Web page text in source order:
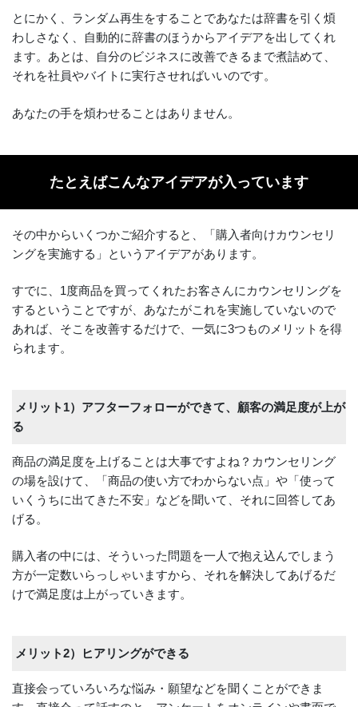
とにかく、ランダム再生をすることであなたは辞書を引く煩
わしさなく、自動的に辞書のほうからアイデアを出してくれ
ます。あとは、自分のビジネスに改善できるまで煮詰めて、
それを社員やバイトに実行させればいいのです。
あなたの手を煩わせることはありません。
たとえばこんなアイデアが入っています
その中からいくつかご紹介すると、「購入者向けカウンセリ
ングを実施する」というアイデアがあります。
すでに、1度商品を買ってくれたお客さんにカウンセリングを
するということですが、あなたがこれを実施していないので
あれば、そこを改善するだけで、一気に3つものメリットを得
られます。
メリット1）アフターフォローができて、顧客の満足度が上が
る
商品の満足度を上げることは大事ですよね？カウンセリング
の場を設けて、「商品の使い方でわからない点」や「使って
いくうちに出てきた不安」などを聞いて、それに回答してあ
げる。
購入者の中には、そういった問題を一人で抱え込んでしまう
方が一定数いらっしゃいますから、それを解決してあげるだ
けで満足度は上がっていきます。
メリット2）ヒアリングができる
直接会っていろいろな悩み・願望などを聞くことができま